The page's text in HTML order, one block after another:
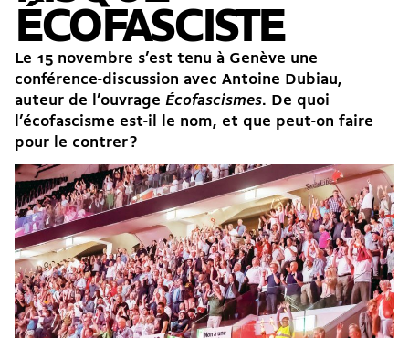
ÉCOFASCISTE
Le 15 novembre s’est tenu à Genève une
conférence-discussion avec Antoine Dubiau,
auteur de l’ouvrage Écofascismes. De quoi
l’écofascisme est-il le nom, et que peut-on faire
pour le contrer ?